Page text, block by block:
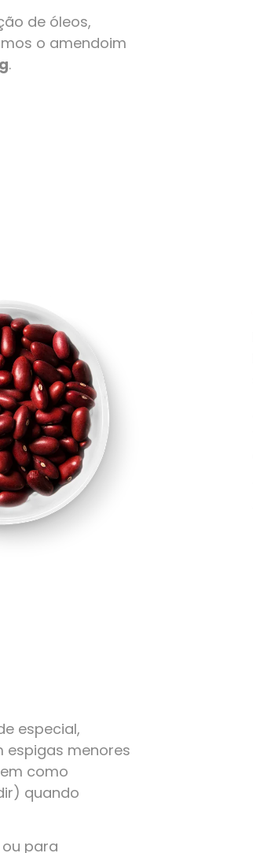
de óleos,
o amendoim
.
especial,
espigas menores
como
quando
para